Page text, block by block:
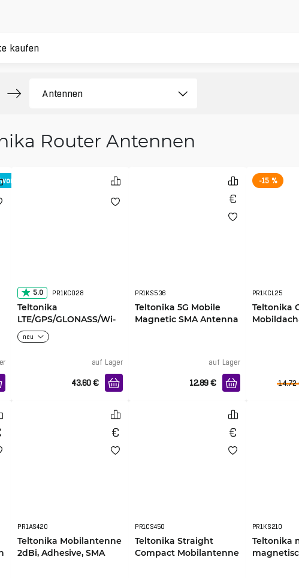
Router Antennen
5.0 PR1KCO28
Teltonika
LTE/GPS/GLONASS/Wi-
Fi Combo Antenne 3m
neu
auf Lager
43.60 €
PR1KS536
Teltonika 5G Mobile
Magnetic SMA Antenna
auf Lager
12.89 €
-15 %
PR1KCL25
Teltonika
14.72
PR1AS420
Teltonika Mobilantenne
2dBi, Adhesive, SMA
PR1CS450
Teltonika Straight
Compact Mobilantenne
PR1KS210
Teltonika